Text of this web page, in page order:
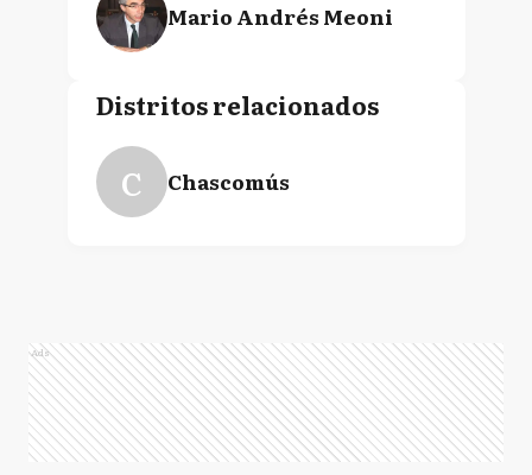
Mario Andrés Meoni
Distritos relacionados
C Chascomús
Ads